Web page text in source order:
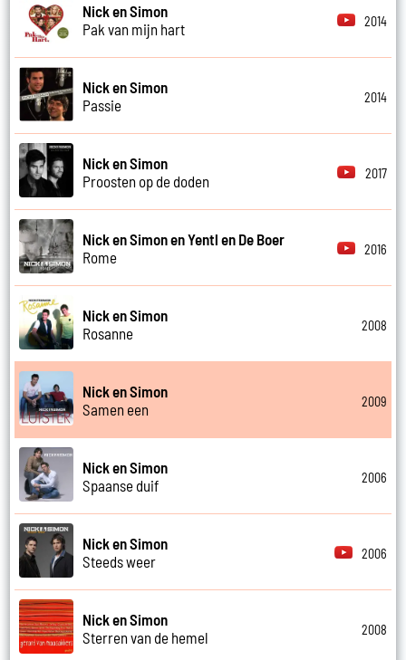
Nick en Simon
Pak van mijn hart
2014
Nick en Simon
Passie
2014
Nick en Simon
Proosten op de doden
2017
Nick en Simon en Yentl en De Boer
Rome
2016
Nick en Simon
Rosanne
2008
Nick en Simon
Samen een
2009
Nick en Simon
Spaanse duif
2006
Nick en Simon
Steeds weer
2006
Nick en Simon
Sterren van de hemel
2008